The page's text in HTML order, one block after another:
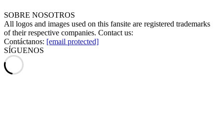
SOBRE NOSOTROS
All logos and images used on this fansite are registered trademarks
of their respective companies. Contact us:
Contáctanos: [email protected]
SÍGUENOS